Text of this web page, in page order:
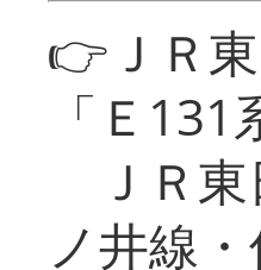
👉ＪＲ
「Ｅ
ＪＲ東
ノ井線